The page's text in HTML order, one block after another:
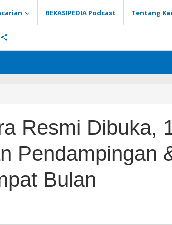
BEKASIPEDIA Podcast Tentang
Resmi Dibuka,
Pendampingan
Bulan